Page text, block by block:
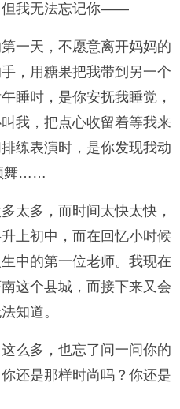
但我无法忘记你——
天，不愿意离开妈妈的
，用糖果把我带到另一个
睡时，是你安抚我睡觉，
我，把点心收留着等我来
练表演时，是你发现我动
舞……
多，而时间太快太快，
上初中，而在回忆小时候
中的第一位老师。我现在
这个县城，而接下来又会
知道。
多，也忘了问一问你的
还是那样时尚吗？你还是